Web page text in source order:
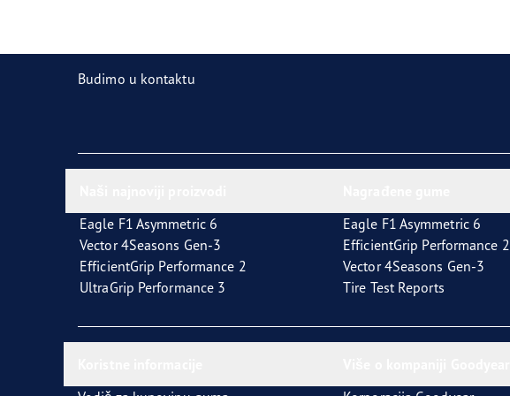
Budimo u kontaktu
Eagle F1 Asymmetric 6
Vector 4Seasons Gen-3
EfficientGrip Performance 2
UltraGrip Performance 3
Eagle F1 Asymmetric 6
EfficientGrip Performance 2
Vector 4Seasons Gen-3
Tire Test Reports